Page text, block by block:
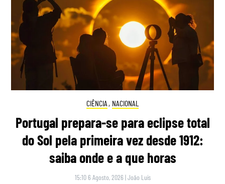
CIÊNCIA , NACIONAL
Portugal prepara-se para eclipse total
do Sol pela primeira vez desde 1912:
saiba onde e a que horas
15:10 6 Agosto, 2026 |João Luís